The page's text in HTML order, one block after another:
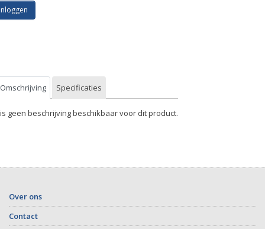
Omschrijving Specificaties
geen beschrijving beschikbaar voor dit product.
Over ons
Contact